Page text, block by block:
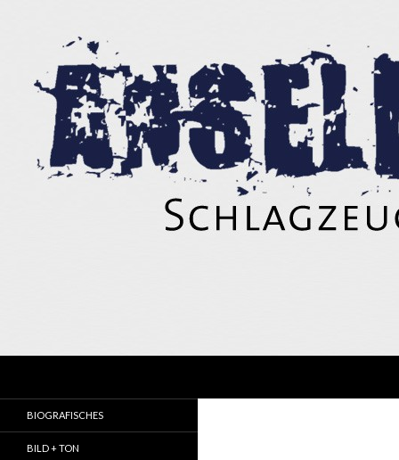
BIOGRAFISCHES
BILD + TON